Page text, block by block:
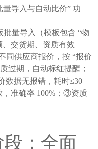
量导入与自动比价” 功
量导入（模板包含 “物
交货期、资质有效
同供应商报价，按 “报价
过期，自动标红提醒；
数据无报错，耗时≤30
准确率 100%；③资质
：全面